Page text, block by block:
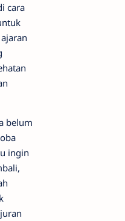
cara
belum
ingin